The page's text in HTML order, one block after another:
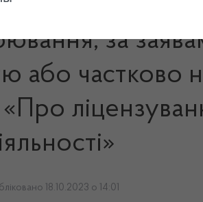
за
або частково
18.10.2023 о 14:01